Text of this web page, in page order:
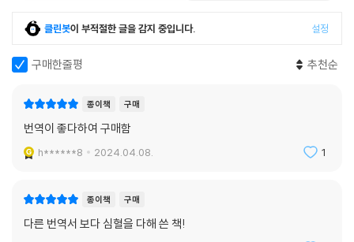
살렸다. 치아가 딱딱 부딪는 것 같이 강건한 니체 특유의 문장을 접할 수 있
그 길잡이가 되어줄 책
『차라투스트라』는 어렵다. 하지만 이 책에 담긴 니체의 단단한 문장과 자
세하고 친절한 주해는 독자들이 니체의 사상을 대면하는 새롭고도 풍요로
학자, 백 년 후에나 이해받으리라고 자신을 다독였던 한 사내의 진솔한 이
야기를 오롯이 만나 보시라고 권해드린다.
클린봇이 부적절한 글을 감지 중입니다. 설정
구매한줄평 추천순
종이책 구매
번역이 좋다하여 구매함
h******8 2024.04.08. 1
종이책 구매
다른 번역서 보다 심혈을 다해 쓴 책!